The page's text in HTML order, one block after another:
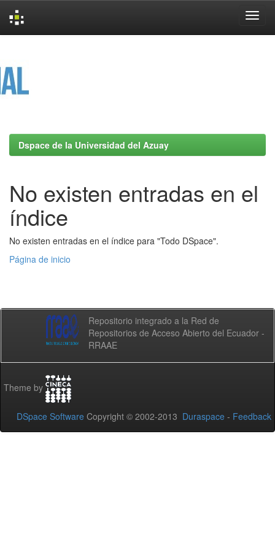
Dspace de la Universidad del Azuay
No existen entradas en el
índice
No existen entradas en el índice para "Todo DSpace".
Página de inicio
Repositorio integrado a la Red de
Repositorios de Acceso Abierto del Ecuador -
RRAAE
Theme by
DSpace Software Copyright © 2002-2013 Duraspace - Feedback